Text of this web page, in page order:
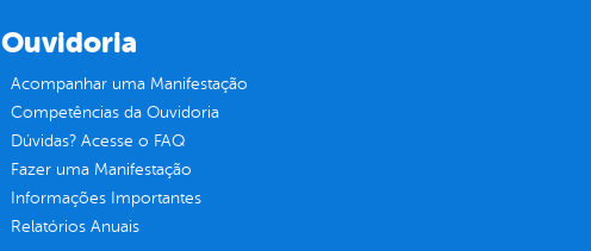
Ouvidoria
Acompanhar uma Manifestação
Competências da Ouvidoria
Dúvidas? Acesse o FAQ
Fazer uma Manifestação
Informações Importantes
Relatórios Anuais